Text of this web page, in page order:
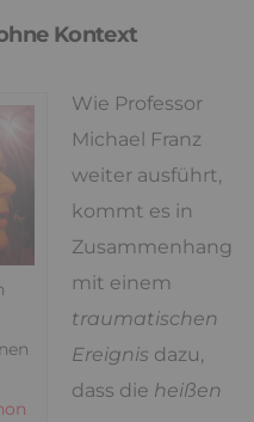
Kontext
Wie Professor
Michael Franz
weiter ausführt,
kommt es in
Zusammenhang
mit einem
traumatischen
Ereignis dazu,
dass die heißen